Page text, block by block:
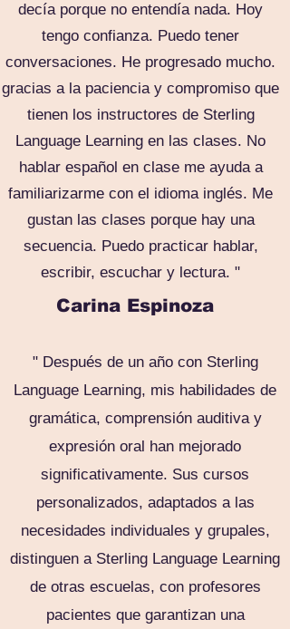
decía porque no entendía nada. Hoy
tengo confianza. Puedo tener
conversaciones. He progresado mucho.
gracias a la paciencia y compromiso que
tienen los instructores de Sterling
Language Learning en las clases. No
hablar español en clase me ayuda a
familiarizarme con el idioma inglés. Me
gustan las clases porque hay una
secuencia. Puedo practicar hablar,
escribir, escuchar y lectura. "
Carina Espinoza
"Después de un año con Sterling
Language Learning, mis habilidades de
gramática, comprensión auditiva y
expresión oral han mejorado
significativamente. Sus cursos
personalizados, adaptados a las
necesidades individuales y grupales,
distinguen a Sterling Language Learning
de otras escuelas, con profesores
pacientes que garantizan una